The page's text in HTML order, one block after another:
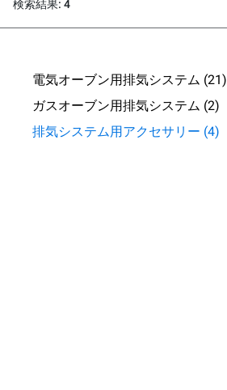
検索結果: 4
電気オーブン用排気システム (21)
ガスオーブン用排気システム (2)
排気システム用アクセサリー (4)